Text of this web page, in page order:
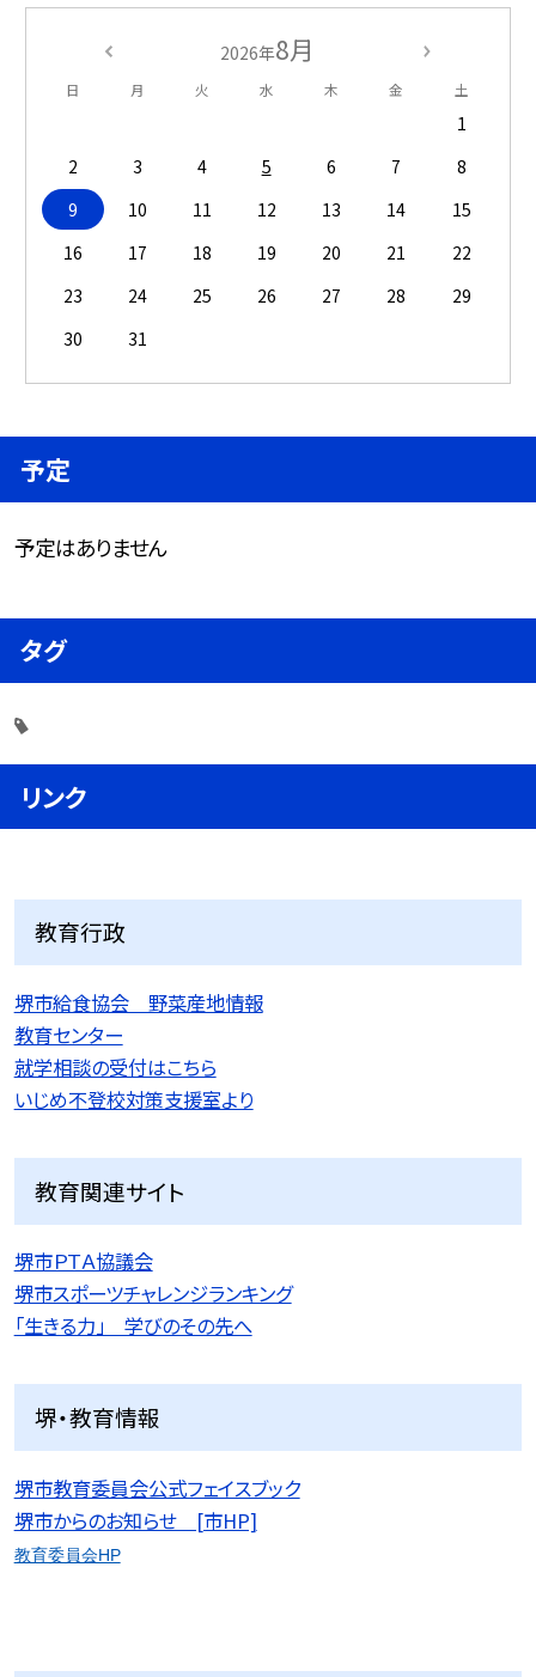
2026年8月
日 月 火 水 木 金 土
1
2
3 4 5 6 7
8
9
10 11 12 13 14
15
16
17 18 19 20 21
22
23
24 25 26 27 28
29
30
31
予定
予定はありません
タグ
リンク
教育行政
堺市給食協会 野菜産地情報
教育センター
就学相談の受付はこちら
いじめ不登校対策支援室より
教育関連サイト
堺市ＰＴＡ協議会
堺市スポーツチャレンジランキング
「生きる力」 学びのその先へ
堺・教育情報
堺市教育委員会公式フェイスブック
堺市からのお知らせ [市HP]
教育委員会HP